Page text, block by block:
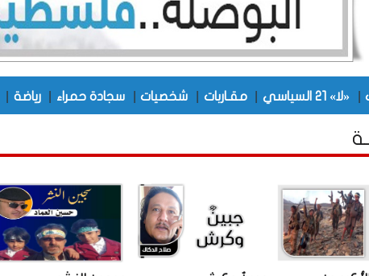
«لا» 21 السياسي مقـاربات شخصيات سجادة حمراء رياضة